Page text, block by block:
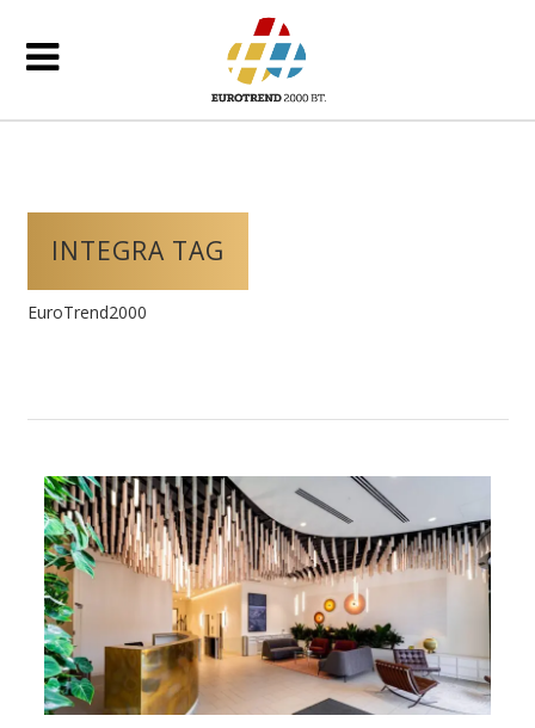
INTEGRA TAG
EuroTrend2000